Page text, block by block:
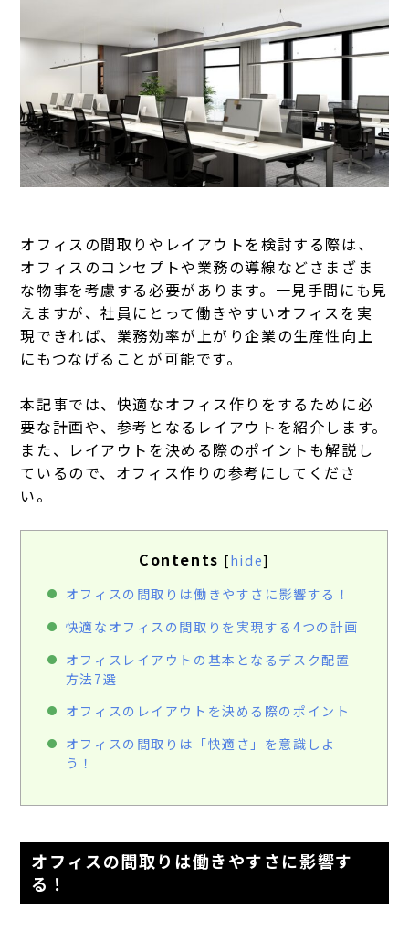
オフィスの間取りやレイアウトを検討する際は、
オフィスのコンセプトや業務の導線などさまざま
な物事を考慮する必要があります。一見手間にも見
えますが、社員にとって働きやすいオフィスを実
現できれば、業務効率が上がり企業の生産性向上
にもつなげることが可能です。
本記事では、快適なオフィス作りをするために必
要な計画や、参考となるレイアウトを紹介します。
また、レイアウトを決める際のポイントも解説し
ているので、オフィス作りの参考にしてくださ
い。
Contents [hide]
オフィスの間取りは働きやすさに影響する！
快適なオフィスの間取りを実現する4つの計画
オフィスレイアウトの基本となるデスク配置
方法7選
オフィスのレイアウトを決める際のポイント
オフィスの間取りは「快適さ」を意識しよ
う！
オフィスの間取りは働きやすさに影響す
る！